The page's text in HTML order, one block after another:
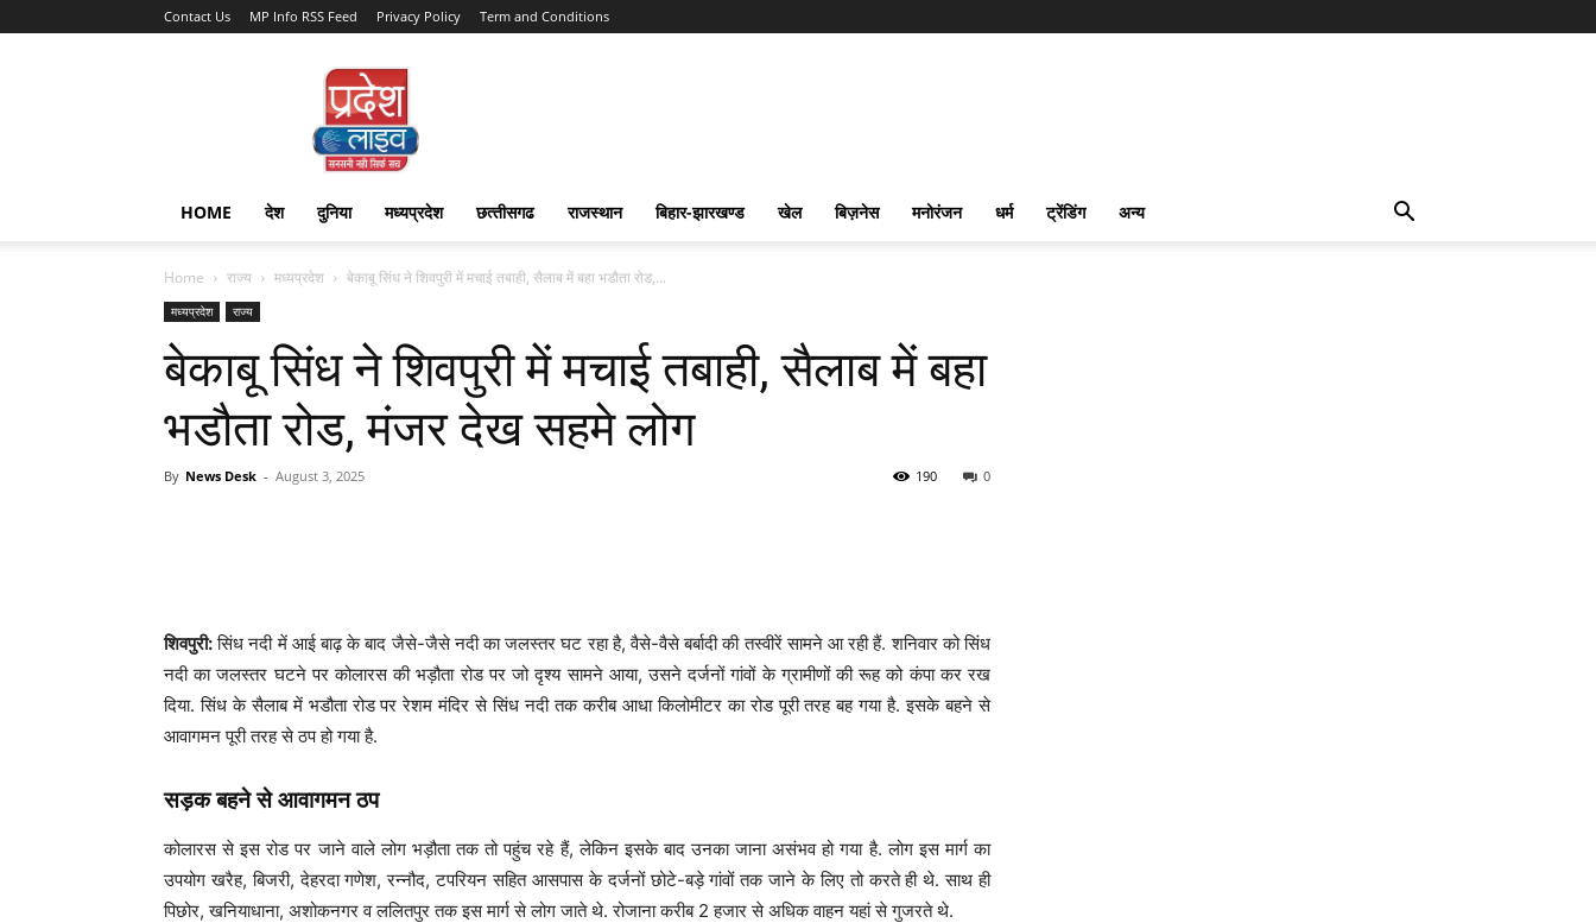
Contact Us MP Info RSS Feed Privacy Policy Term and Conditions
Pradesh
Live
HOME देश दुनिया मध्यप्रदेश छत्‍तीसगढ राजस्‍थान बिहार-झारखण्‍ड खेल बिज़नेस मनोरंजन धर्म ट्रेंडिंग अन्य
Home राज्‍य मध्यप्रदेश बेकाबू सिंध ने शिवपुरी में मचाई तबाही, सैलाब में बहा भडौता रोड,...
मध्यप्रदेश राज्‍य
बेकाबू सिंध ने शिवपुरी में मचाई तबाही, सैलाब में बहा
भडौता रोड, मंजर देख सहमे लोग
By News Desk - August 3, 2025 0
190
शिवपुरी:सिंध नदी में आई बाढ़ के बाद जैसे-जैसे नदी का जलस्तर घट रहा है, वैसे-वैसे बर्बादी की तस्वीरें सामने आ रही हैं. शनिवार को सिंध
नदी का जलस्तर घटने पर कोलारस की भड़ौता रोड पर जो दृश्य सामने आया, उसने दर्जनों गांवों के ग्रामीणों की रूह को कंपा कर रख
दिया. सिंध के सैलाब में भडौता रोड पर रेशम मंदिर से सिंध नदी तक करीब आधा किलोमीटर का रोड पूरी तरह बह गया है. इसके बहने से
आवागमन पूरी तरह से ठप हो गया है.
सड़क बहने से आवागमन ठप
कोलारस से इस रोड पर जाने वाले लोग भड़ौता तक तो पहुंच रहे हैं, लेकिन इसके बाद उनका जाना असंभव हो गया है. लोग इस मार्ग का
उपयोग खरैह, बिजरी, देहरदा गणेश, रन्नौद, टपरियन सहित आसपास के दर्जनों छोटे-बड़े गांवों तक जाने के लिए तो करते ही थे. साथ ही
पिछोर, खनियाधाना, अशोकनगर व ललितपुर तक इस मार्ग से लोग जाते थे. रोजाना करीब 2 हजार से अधिक वाहन यहां से गुजरते थे.